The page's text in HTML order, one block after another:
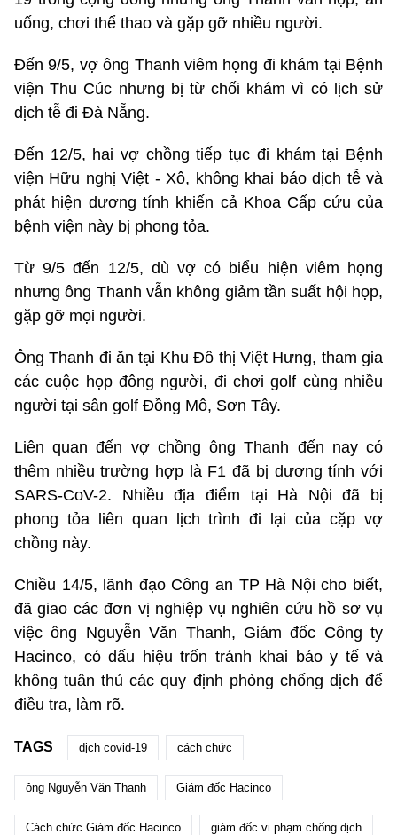
uống, chơi thể thao và gặp gỡ nhiều người.
Đến 9/5, vợ ông Thanh viêm họng đi khám tại Bệnh
viện Thu Cúc nhưng bị từ chối khám vì có lịch sử
dịch tễ đi Đà Nẵng.
Đến 12/5, hai vợ chồng tiếp tục đi khám tại Bệnh
viện Hữu nghị Việt - Xô, không khai báo dịch tễ và
phát hiện dương tính khiến cả Khoa Cấp cứu của
bệnh viện này bị phong tỏa.
Từ 9/5 đến 12/5, dù vợ có biểu hiện viêm họng
nhưng ông Thanh vẫn không giảm tần suất hội họp,
gặp gỡ mọi người.
Ông Thanh đi ăn tại Khu Đô thị Việt Hưng, tham gia
các cuộc họp đông người, đi chơi golf cùng nhiều
người tại sân golf Đồng Mô, Sơn Tây.
Liên quan đến vợ chồng ông Thanh đến nay có
thêm nhiều trường hợp là F1 đã bị dương tính với
SARS-CoV-2. Nhiều địa điểm tại Hà Nội đã bị
phong tỏa liên quan lịch trình đi lại của cặp vợ
chồng này.
Chiều 14/5, lãnh đạo Công an TP Hà Nội cho biết,
đã giao các đơn vị nghiệp vụ nghiên cứu hồ sơ vụ
việc ông Nguyễn Văn Thanh, Giám đốc Công ty
Hacinco, có dấu hiệu trốn tránh khai báo y tế và
không tuân thủ các quy định phòng chống dịch để
điều tra, làm rõ.
TAGS dịch covid-19 cách chức
ông Nguyễn Văn Thanh Giám đốc Hacinco
Cách chức Giám đốc Hacinco giám đốc vi phạm chống dịch